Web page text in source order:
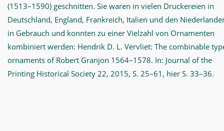
(1513–1590) geschnitten. Sie waren in vielen Druckereien in
Deutschland, England, Frankreich, Italien und den
in Gebrauch und konnten zu einer Vielzahl von Ornamenten
kombiniert werden: Hendrik D. L. Vervliet: The combinable
ornaments of Robert Granjon 1564–1578. In: Journal of the
Printing Historical Society 22, 2015, S. 25–61, hier S. 33–36.